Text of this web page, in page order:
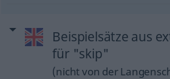
Beispielsätze aus
für "skip"
(nicht von der